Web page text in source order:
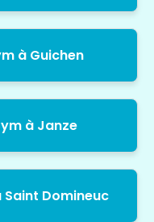
à Guichen
à Janze
Domineuc